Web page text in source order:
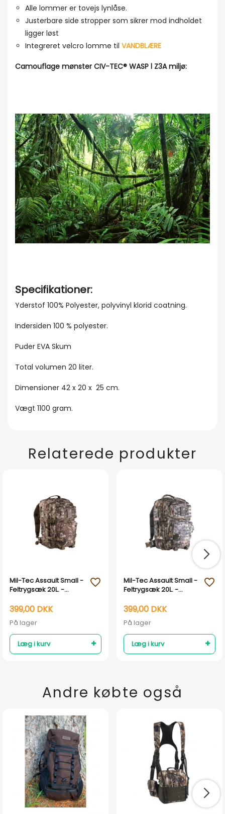
Alle lommer er tovejs lynlåse.
Justerbare side stropper som sikrer mod indholdet
ligger løst
Integreret velcro lomme til VANDBLÆRE
Camouflage mønster CIV-TEC® WASP l Z3A miljø:
Specifikationer:
Yderstof 100% Polyester, polyvinyl klorid coatning.
Indersiden 100 % polyester.
Puder EVA Skum
Total volumen 20 liter.
Dimensioner 42 x 20 x 25 cm.
Vægt 1100 gram.
Relaterede produkter
Mil-Tec Assault Small -
Feltrygsæk 20L. -
399,00 DKK
På lager
Læg i kurv
favorite_outline
Mil-Tec Assault Small -
Feltrygsæk 20L. -
399,00 DKK
På lager
Læg i kurv
favorite_outline
Andre købte også